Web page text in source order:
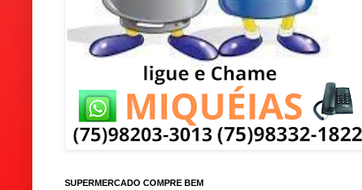
SUPERMERCADO COMPRE BEM